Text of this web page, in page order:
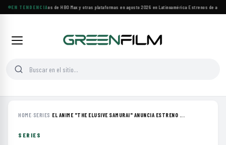
EN TENDENCIA
Principales estrenos de HBO Max y otras plataformas en agosto 2026 en Latinoamérica·Estrenos de
HOME› SERIES ›EL ANIME "THE ELUSIVE SAMURAI" ANUNCIA ESTRENO ...
SERIES